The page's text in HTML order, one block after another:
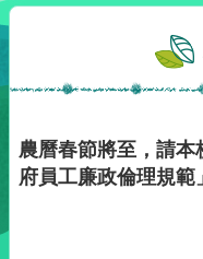
農曆春節將至，請
府員工廉政倫理規範」